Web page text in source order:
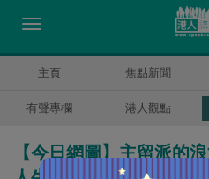
主頁 焦點新聞
有聲專欄 港人觀點
【今日網圖】主留派的